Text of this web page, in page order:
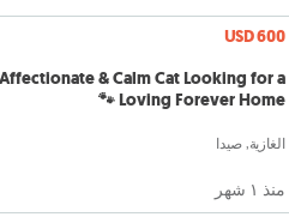
USD 600
& Calm Cat Looking for a
Loving Forever Home 🐾
الغازية, صيدا
منذ ١ شهر